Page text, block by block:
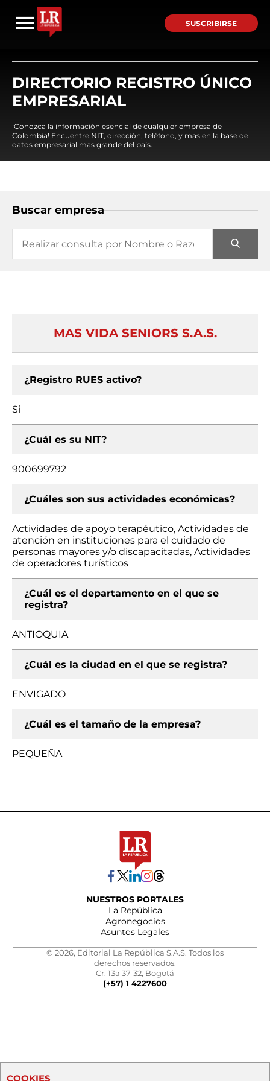
SUSCRIBIRSE
DIRECTORIO REGISTRO ÚNICO
EMPRESARIAL
¡Conozca la información esencial de cualquier empresa de
Colombia! Encuentre NIT, dirección, teléfono, y mas en la base de
datos empresarial mas grande del país.
Buscar empresa
MAS VIDA SENIORS S.A.S.
¿Registro RUES activo?
Si
¿Cuál es su NIT?
900699792
¿Cuáles son sus actividades económicas?
Actividades de apoyo terapéutico, Actividades de
atención en instituciones para el cuidado de
personas mayores y/o discapacitadas, Actividades
de operadores turísticos
¿Cuál es el departamento en el que se
registra?
ANTIOQUIA
¿Cuál es la ciudad en el que se registra?
ENVIGADO
¿Cuál es el tamaño de la empresa?
PEQUEÑA
NUESTROS PORTALES
La República
Agronegocios
Asuntos Legales
© 2026, Editorial La República S.A.S. Todos los
derechos reservados.
Cr. 13a 37-32, Bogotá
(+57) 1 4227600
COOKIES